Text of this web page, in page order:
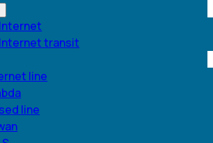
transit
line
line